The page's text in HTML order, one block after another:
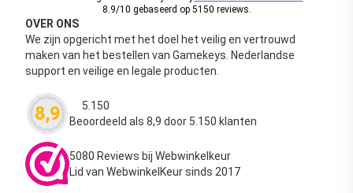
8.9/10 gebaseerd op 5150 reviews.
OVER ONS
We zijn opgericht met het doel het veilig en vertrouwd
maken van het bestellen van Gamekeys. Nederlandse
support en veilige en legale producten.
8,9 Waardering
5.150
Beoordeeld als 8,9 door 5.150 klanten
5080 Reviews bij Webwinkelkeur
Lid van WebwinkelKeur sinds 2017